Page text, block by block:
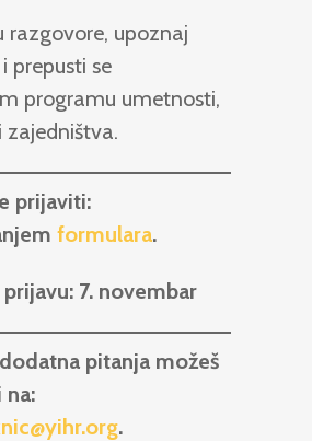
razgovore, upoznaj
prepusti se
programu umetnosti,
zajedništva.
prijaviti:
formulara.
prijavu: 7. novembar
pitanja možeš
na:
.